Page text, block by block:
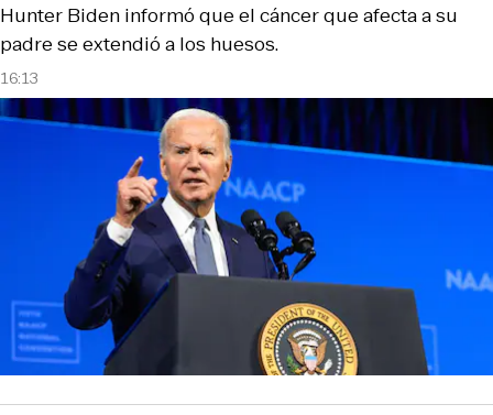
16:13
Hunter Biden informó que el cáncer que afecta a su
padre se extendió a los huesos.